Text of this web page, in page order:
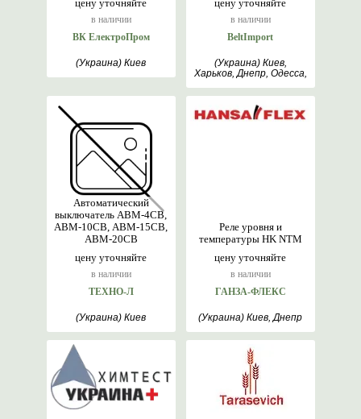
цену уточняйте
в наличии
ВК ЕлектроПром
(Украина) Киев
цену уточняйте
в наличии
BeltImport
(Украина) Киев,
Харьков, Днепр, Одесса,
цену уточняйте
в наличии
Автоматический
выключатель АВМ-4СВ,
АВМ-10СВ, АВМ-15СВ,
АВМ-20СВ
ТЕХНО-Л
(Украина) Киев
цену уточняйте
в наличии
Реле уровня и
температуры HK NTM
ГАНЗА-ФЛЕКС
(Украина) Киев, Днепр